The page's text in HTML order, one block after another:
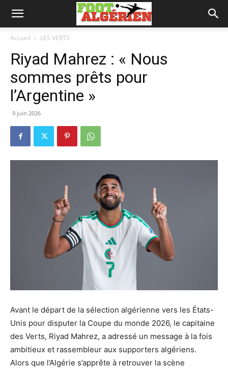
Accueil LES VERTS
Riyad Mahrez : « Nous
sommes prêts pour
l’Argentine »
9 juin 2026
Avant le départ de la sélection algérienne vers les États-
Unis pour disputer la Coupe du monde 2026, le capitaine
des Verts, Riyad Mahrez, a adressé un message à la fois
ambitieux et rassembleur aux supporters algériens.
Alors que l’Algérie s’apprête à retrouver la scène